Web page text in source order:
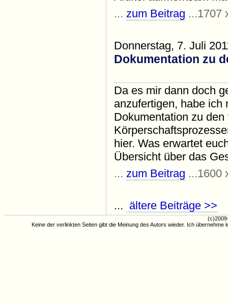
... zum Beitrag ...1707
Donnerstag, 7. Juli
Dokumentation zu
Da es mir dann doch
anzufertigen, habe ich
Dokumentation zu
hier. Was erwartet
Übersicht über das
... zum Beitrag ...1600
... ältere Beiträge >>
Keine der verlinkten Seiten gibt die Meinung des Autors wieder. Ich